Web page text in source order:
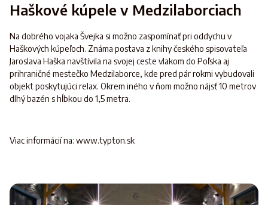
Haškové kúpele v Medzilaborciach
Na dobrého vojaka Švejka si možno zaspomínať pri oddychu v
Haškových kúpeľoch. Známa postava z knihy českého spisovateľa
Jaroslava Haška navštívila na svojej ceste vlakom do Poľska aj
prihraničné mestečko Medzilaborce, kde pred pár rokmi vybudovali
objekt poskytujúci relax. Okrem iného v ňom možno nájsť 10 metrov
dlhý bazén s hĺbkou do 1,5 metra.
Viac informácií na: www.typton.sk